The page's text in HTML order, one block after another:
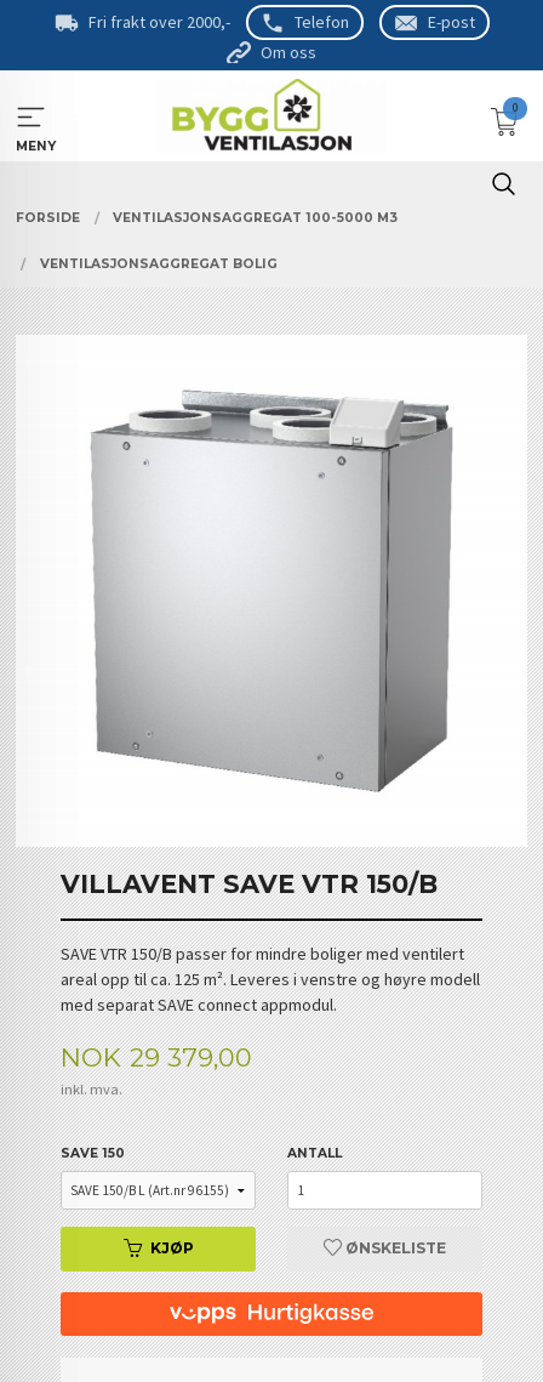
Fri frakt over 2000,- Telefon
E-post
Om oss
MENY
0
FORSIDE VENTILASJONSAGGREGAT 100-5000 M3
VENTILASJONSAGGREGAT BOLIG
VILLAVENT SAVE VTR 150/B
SAVE VTR 150/B passer for mindre boliger med ventilert
areal opp til ca. 125 m². Leveres i venstre og høyre modell
med separat SAVE connect appmodul.
Pris
NOK 29 379,00
inkl. mva.
SAVE 150 ANTALL
KJØP ØNSKELISTE